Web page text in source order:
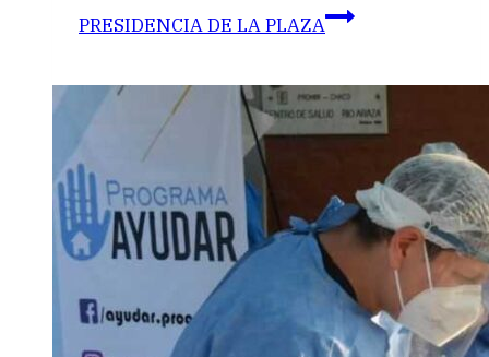
PRESIDENCIA DE LA PLAZA